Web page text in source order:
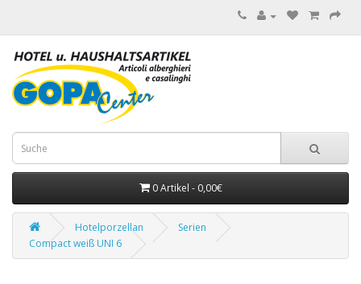
0 Artikel - 0,00€
Hotelporzellan
Serien
Compact weiß UNI 6